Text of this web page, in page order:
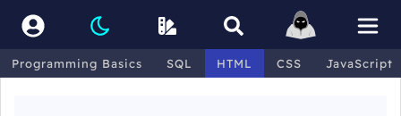
Programming Basics SQL HTML CSS JavaScript